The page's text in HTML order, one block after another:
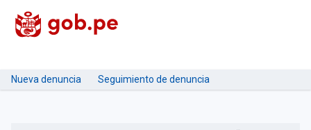
Nueva denuncia Seguimiento de denuncia